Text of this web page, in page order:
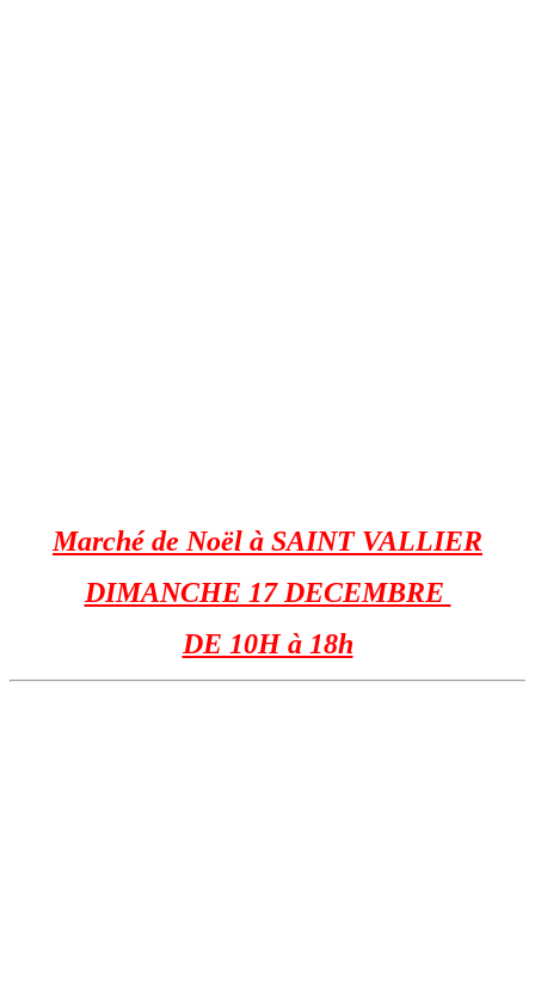
Marché de Noël à SAINT VALLIER
DIMANCHE 17 DECEMBRE
DE 10H à 18h